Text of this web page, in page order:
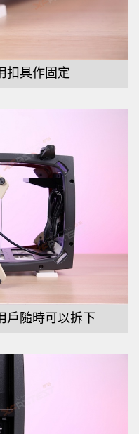
扣具作固定
戶隨時可以拆下